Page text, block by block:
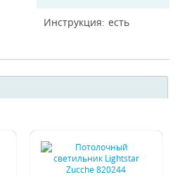
Инструкция есть